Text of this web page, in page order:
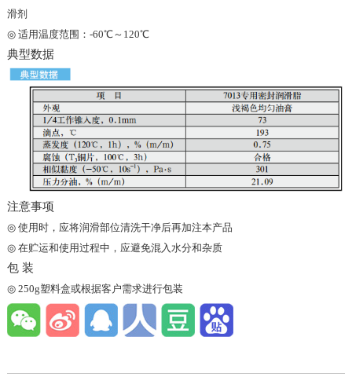
滑剂
◎ 适用温度范围：-60℃～120℃
典型数据
注意事项
◎ 使用时，应将润滑部位清洗干净后再加注本产品
◎ 在贮运和使用过程中，应避免混入水分和杂质
包 装
◎ 250g塑料盒或根据客户需求进行包装